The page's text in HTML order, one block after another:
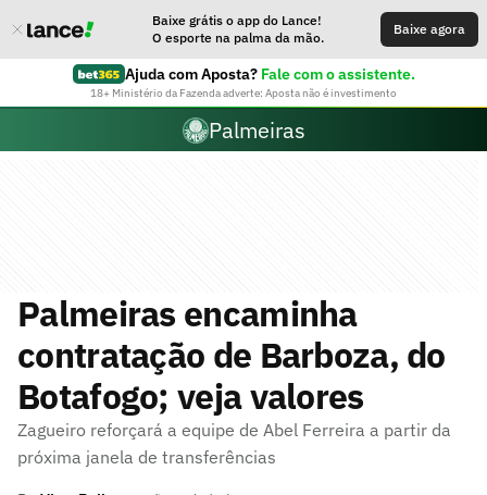
Baixe grátis o app do Lance!
O esporte na palma da mão.
Baixe agora
Ajuda com Aposta? Fale com o assistente.
18+ Ministério da Fazenda adverte: Aposta não é investimento
Palmeiras
Palmeiras encaminha
contratação de Barboza, do
Botafogo; veja valores
Zagueiro reforçará a equipe de Abel Ferreira a partir da
próxima janela de transferências